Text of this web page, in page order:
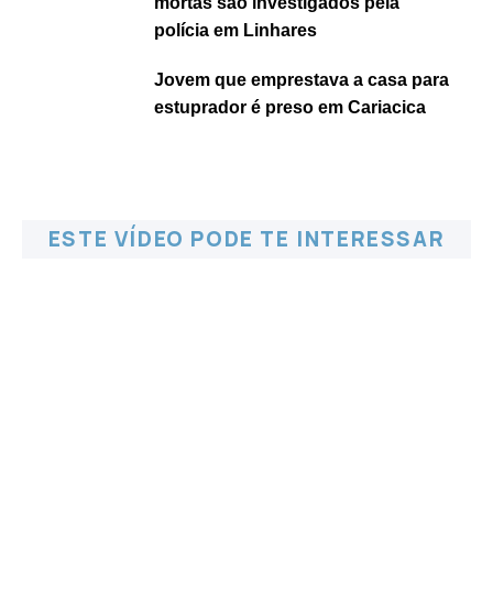
polícia em Linhares
Jovem que emprestava a casa para
estuprador é preso em Cariacica
ESTE VÍDEO PODE TE INTERESSAR